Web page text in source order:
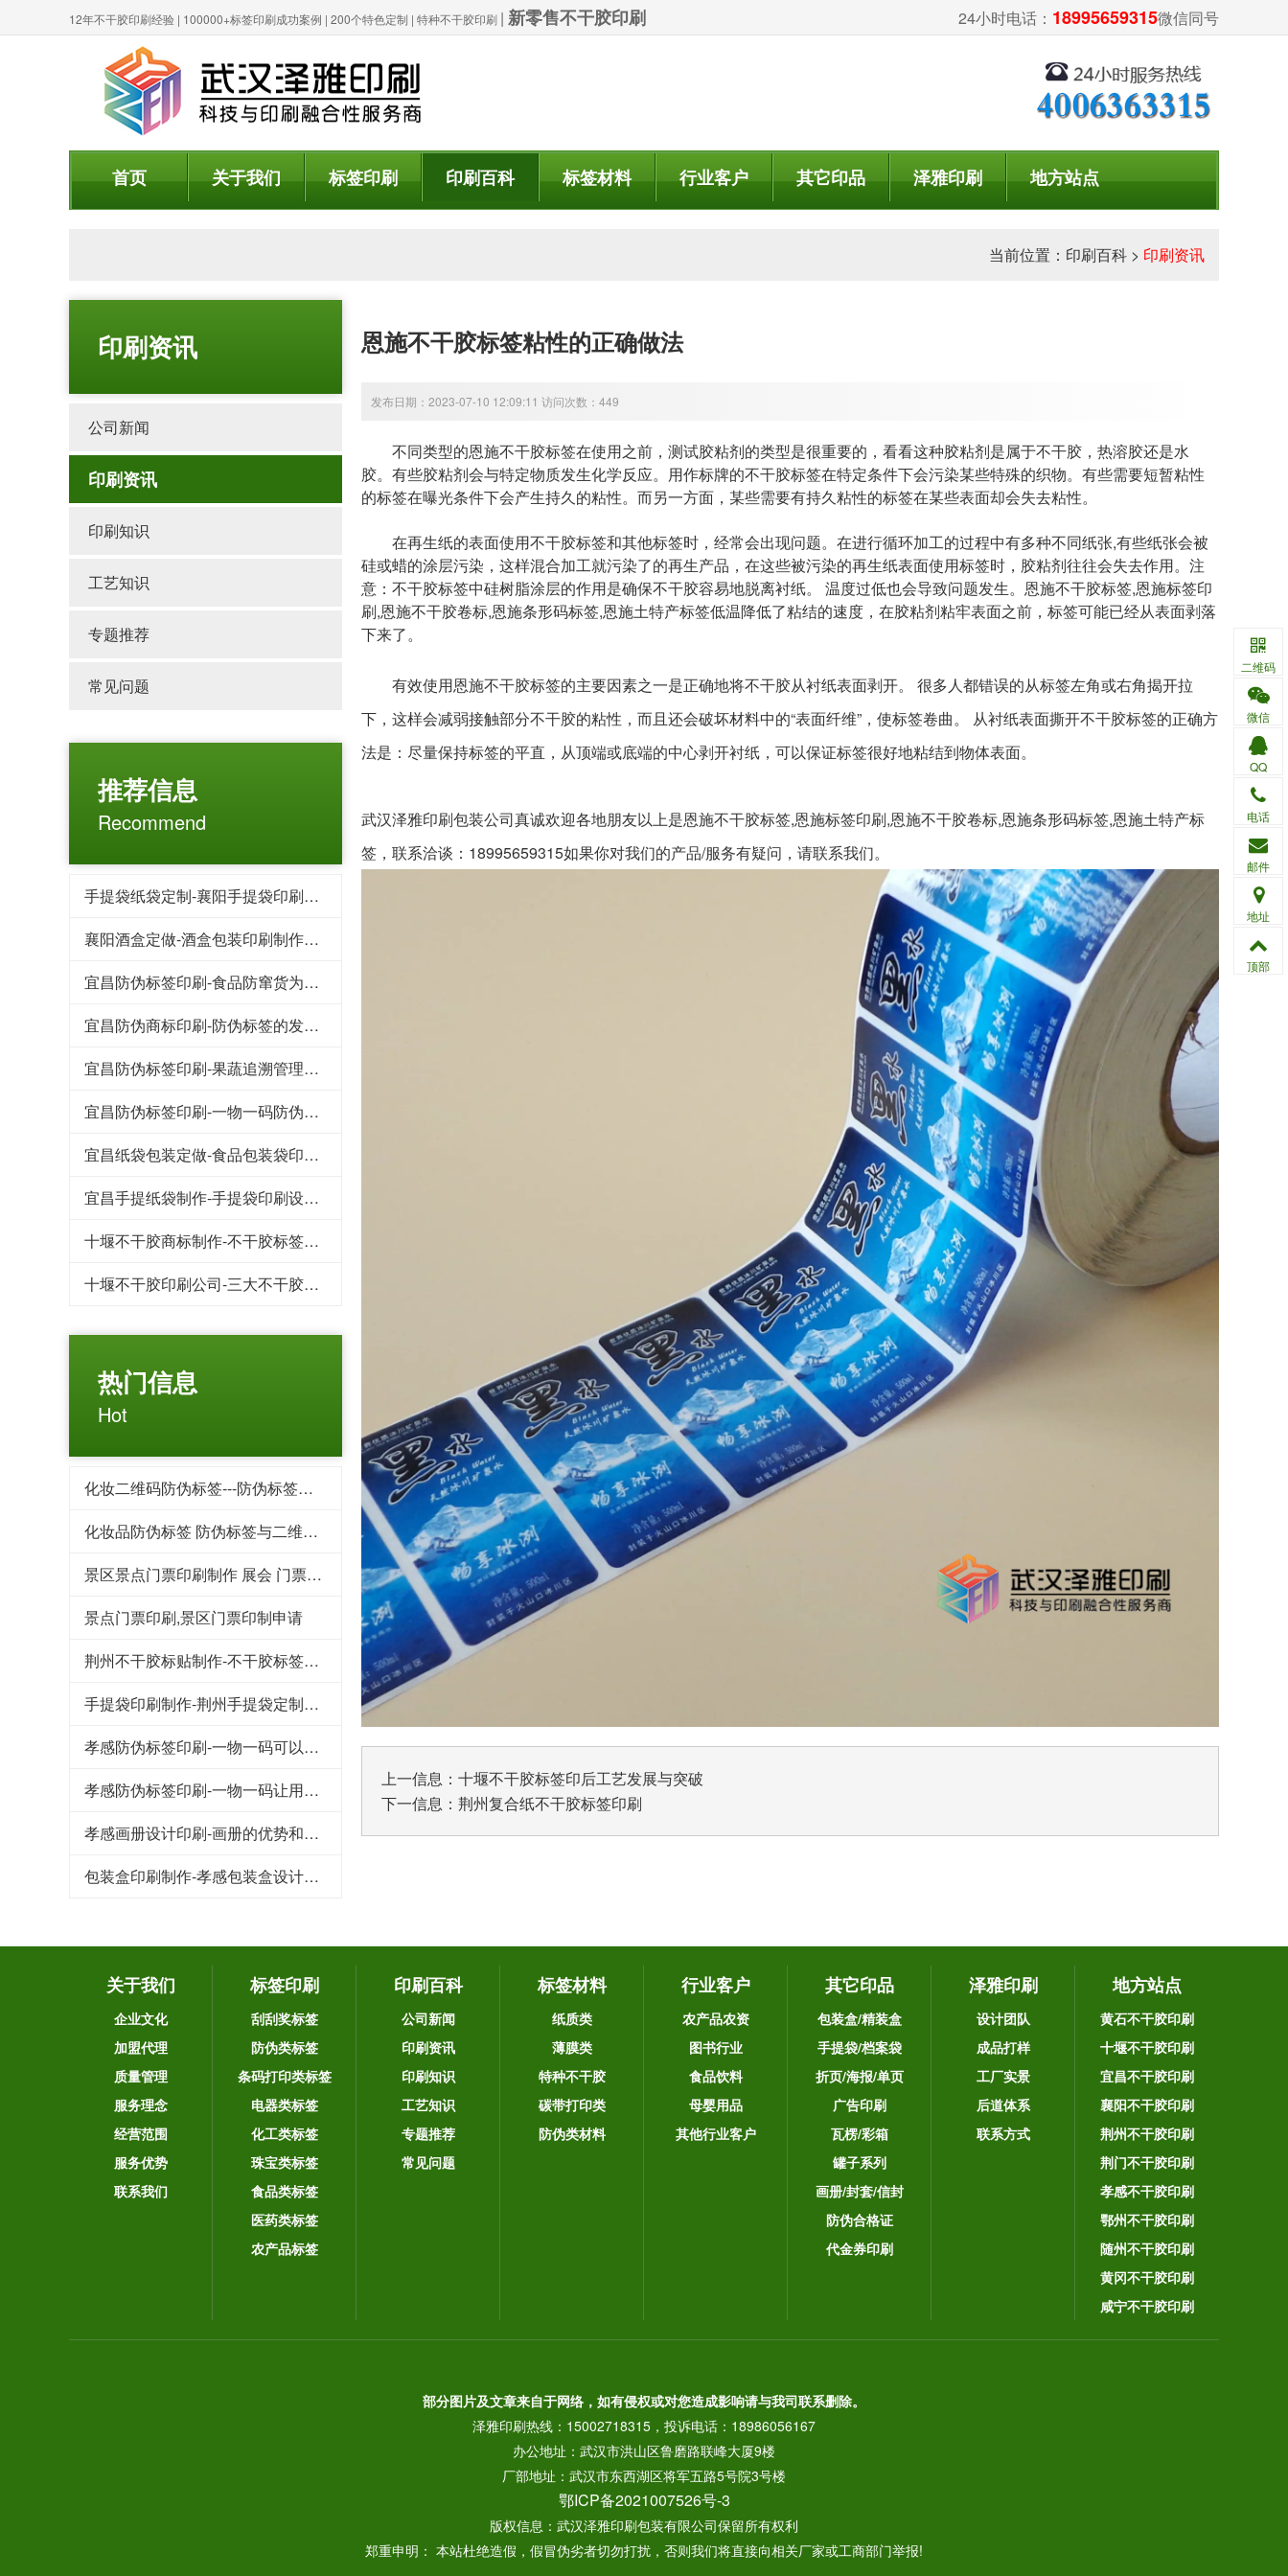
12年不干胶印刷经验 | 100000+标签印刷成功案例 | 200个特色定制 | 特种不干胶印刷 | 新零售不干胶印刷 24小时电话： 18995659315微信同号
首页 关于我们 标签印刷 印刷百科 标签材料 行业客户 其它印品 泽雅印刷 地方站点
当前位置： 印刷百科 > 印刷资讯
印刷资讯
公司新闻
印刷资讯
印刷知识
工艺知识
专题推荐
常见问题
推荐信息
Recommend
手提袋纸袋定制-襄阳手提袋印刷需要了解的几个要点
襄阳酒盒定做-酒盒包装印刷制作标准
宜昌防伪标签印刷-食品防窜货为企业带来的好处
宜昌防伪商标印刷-防伪标签的发展趋势
宜昌防伪标签印刷-果蔬追溯管理系统保证食物品质
宜昌防伪标签印刷-一物一码防伪标签带给企业的收益
宜昌纸袋包装定做-食品包装袋印刷需要注意的三个细节
宜昌手提纸袋制作-手提袋印刷设计崇尚简洁风
十堰不干胶商标制作-不干胶标签在轮胎行业的应用及其发展
十堰不干胶印刷公司-​三大不干胶标签防水防潮小技巧
热门信息
Hot
化妆二维码防伪标签---防伪标签后期方案制作
化妆品防伪标签 防伪标签与二维码标签相比优势对比
景区景点门票印刷制作 展会 门票印刷 入场券印刷
景点门票印刷,景区门票印制申请
荆州不干胶标贴制作-不干胶标签印刷的用途为什么这么广泛
手提袋印刷制作-荆州手提袋定制重要性你了解吗
孝感防伪标签印刷-一物一码可以品牌宣传和引流吸粉
孝感防伪标签印刷-一物一码让用户为品牌产品传播
孝感画册设计印刷-画册的优势和作用
包装盒印刷制作-孝感包装盒设计要注意的几个重要因素
恩施不干胶标签粘性的正确做法
发布日期：2023-07-10 12:09:11 访问次数：449
不同类型的恩施不干胶标签在使用之前，测试胶粘剂的类型是很重要的，看看这种胶粘剂是属于不干胶，热溶胶还是水
胶。有些胶粘剂会与特定物质发生化学反应。用作标牌的不干胶标签在特定条件下会污染某些特殊的织物。有些需要短暂粘性
的标签在曝光条件下会产生持久的粘性。而另一方面，某些需要有持久粘性的标签在某些表面却会失去粘性。
在再生纸的表面使用不干胶标签和其他标签时，经常会出现问题。在进行循环加工的过程中有多种不同纸张,有些纸张会被
硅或蜡的涂层污染，这样混合加工就污染了的再生产品，在这些被污染的再生纸表面使用标签时，胶粘剂往往会失去作用。注
意：不干胶标签中硅树脂涂层的作用是确保不干胶容易地脱离衬纸。 温度过低也会导致问题发生。 恩施不干胶标签,恩施标签印
刷,恩施不干胶卷标,恩施条形码标签,恩施土特产标签低温降低了粘结的速度，在胶粘剂粘牢表面之前，标签可能已经从表面剥落
下来了。
有效使用恩施不干胶标签的主要因素之一是正确地将不干胶从衬纸表面剥开。 很多人都错误的从标签左角或右角揭开拉
下，这样会减弱接触部分不干胶的粘性，而且还会破坏材料中的“表面纤维”，使标签卷曲。 从衬纸表面撕开不干胶标签的正确方
法是：尽量保持标签的平直，从顶端或底端的中心剥开衬纸，可以保证标签很好地粘结到物体表面。
武汉泽雅印刷包装公司真诚欢迎各地朋友以上是恩施不干胶标签,恩施标签印刷,恩施不干胶卷标,恩施条形码标签,恩施土特产标
签 ，联系洽谈：18995659315如果你对我们的产品/服务有疑问，请联系我们。
上一信息： 十堰不干胶标签印后工艺发展与突破
下一信息： 荆州复合纸不干胶标签印刷
关于我们
企业文化
加盟代理
质量管理
服务理念
经营范围
服务优势
联系我们
标签印刷
刮刮奖标签
防伪类标签
条码打印类标签
电器类标签
化工类标签
珠宝类标签
食品类标签
医药类标签
农产品标签
印刷百科
公司新闻
印刷资讯
印刷知识
工艺知识
专题推荐
常见问题
标签材料
纸质类
薄膜类
特种不干胶
碳带打印类
防伪类材料
行业客户
农产品农资
图书行业
食品饮料
母婴用品
其他行业客户
其它印品
包装盒/精装盒
手提袋/档案袋
折页/海报/单页
广告印刷
瓦楞/彩箱
罐子系列
画册/封套/信封
防伪合格证
代金券印刷
泽雅印刷
设计团队
成品打样
工厂实景
后道体系
联系方式
地方站点
黄石不干胶印刷
十堰不干胶印刷
宜昌不干胶印刷
襄阳不干胶印刷
荆州不干胶印刷
荆门不干胶印刷
孝感不干胶印刷
鄂州不干胶印刷
随州不干胶印刷
黄冈不干胶印刷
咸宁不干胶印刷
部分图片及文章来自于网络，如有侵权或对您造成影响请与我司联系删除。
泽雅印刷热线：15002718315，投诉电话：18986056167
办公地址：武汉市洪山区鲁磨路联峰大厦9楼
厂部地址：武汉市东西湖区将军五路5号院3号楼
鄂ICP备2021007526号-3
版权信息：武汉泽雅印刷包装有限公司保留所有权利
郑重申明： 本站杜绝造假，假冒伪劣者切勿打扰，否则我们将直接向相关厂家或工商部门举报!
二维码
微信
QQ
电话
邮件
地址
顶部